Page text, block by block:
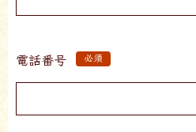
電話番号 必須